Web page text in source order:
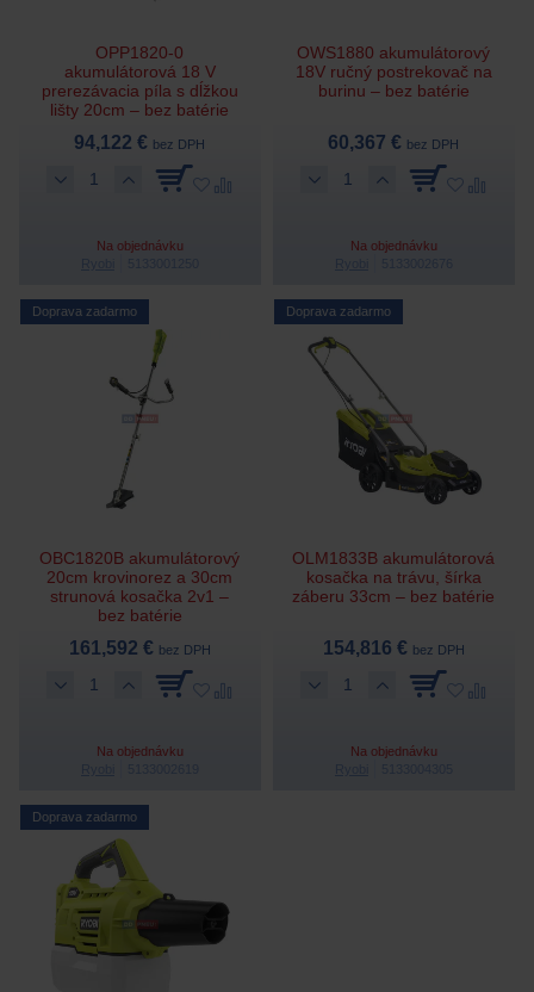
OPP1820-0
akumulátorová 18 V
prerezávacia píla s dĺžkou
lišty 20cm – bez batérie
94,122 € bez DPH
Na objednávku
OWS1880 akumulátorový
18V ručný postrekovač na
burinu – bez batérie
60,367 € bez DPH
Na objednávku
Doprava zadarmo
OBC1820B akumulátorový
20cm krovinorez a 30cm
strunová kosačka 2v1 –
bez batérie
161,592 € bez DPH
Na objednávku
Doprava zadarmo
OLM1833B akumulátorová
kosačka na trávu, šírka
záberu 33cm – bez batérie
154,816 € bez DPH
Na objednávku
Doprava zadarmo